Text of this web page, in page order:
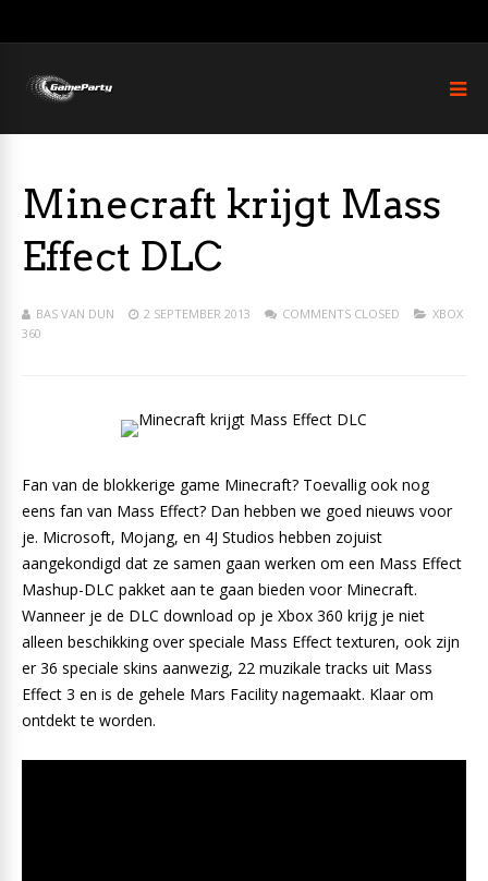
Minecraft krijgt Mass
Effect DLC
BAS VAN DUN 2 SEPTEMBER 2013 COMMENTS CLOSED
XBOX
360
Fan van de blokkerige game Minecraft? Toevallig ook nog
eens fan van Mass Effect? Dan hebben we goed nieuws voor
je. Microsoft, Mojang, en 4J Studios hebben zojuist
aangekondigd dat ze samen gaan werken om een Mass Effect
Mashup-DLC pakket aan te gaan bieden voor Minecraft.
Wanneer je de DLC download op je Xbox 360 krijg je niet
alleen beschikking over speciale Mass Effect texturen, ook zijn
er 36 speciale skins aanwezig, 22 muzikale tracks uit Mass
Effect 3 en is de gehele Mars Facility nagemaakt. Klaar om
ontdekt te worden.